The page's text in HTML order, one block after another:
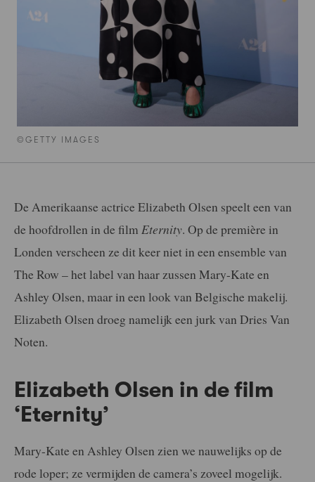
©GETTY IMAGES
De Amerikaanse actrice Elizabeth Olsen speelt een van
de hoofdrollen in de film Eternity. Op de première in
Londen verscheen ze dit keer niet in een ensemble van
The Row – het label van haar zussen Mary-Kate en
Ashley Olsen, maar in een look van Belgische makelij.
Elizabeth Olsen droeg namelijk een jurk van Dries Van
Noten.
Elizabeth Olsen in de film
‘Eternity’
Mary-Kate en Ashley Olsen zien we nauwelijks op de
rode loper; ze vermijden de camera’s zoveel mogelijk.